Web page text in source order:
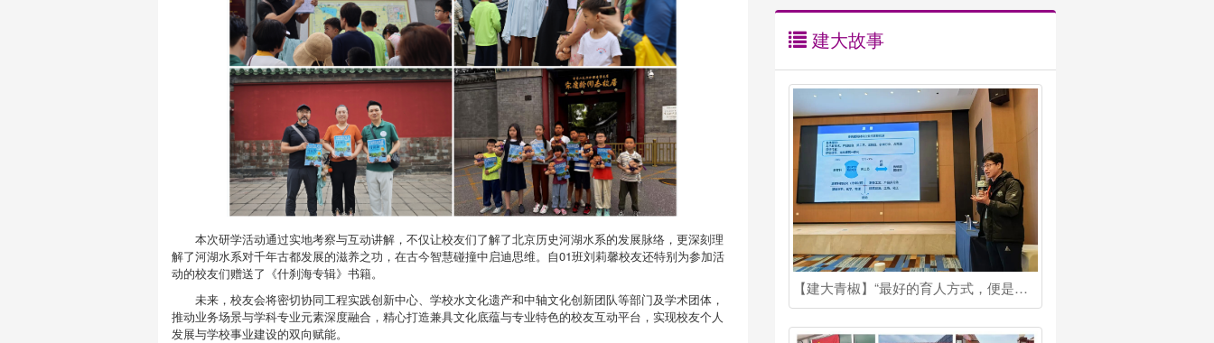
本次研学活动通过实地考察与互动讲解，不仅让校友们了解了北京历史河湖水系的发展脉络，更深刻理
解了河湖水系对千年古都发展的滋养之功，在古今智慧碰撞中启迪思维。自01班刘莉馨校友还特别为参加活
动的校友们赠送了《什刹海专辑》书籍。
未来，校友会将密切协同工程实践创新中心、学校水文化遗产和中轴文化创新团队等部门及学术团体，
推动业务场景与学科专业元素深度融合，精心打造兼具文化底蕴与专业特色的校友互动平台，实现校友个人
发展与学校事业建设的双向赋能。
建大故事
【建大青椒】“最好的育人方式，便是为学生提供最接近真实的‘战场’”他是吴海峰博士